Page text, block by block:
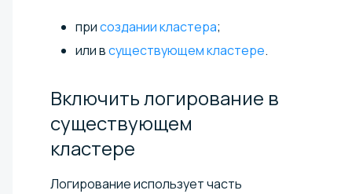
присоздании кластера;
или всуществующем кластере.
Включить логирование в
существующем
кластере
Логирование использует часть